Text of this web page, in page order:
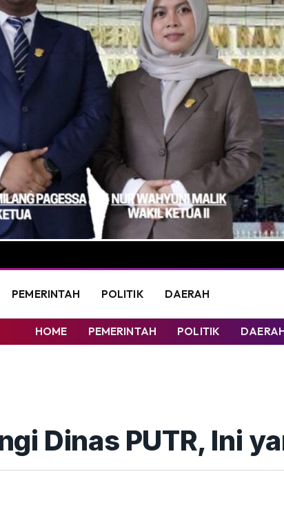
PEMERINTAH POLITIK DAERAH
HOME PEMERINTAH POLITIK
Dinas PUTR, Ini